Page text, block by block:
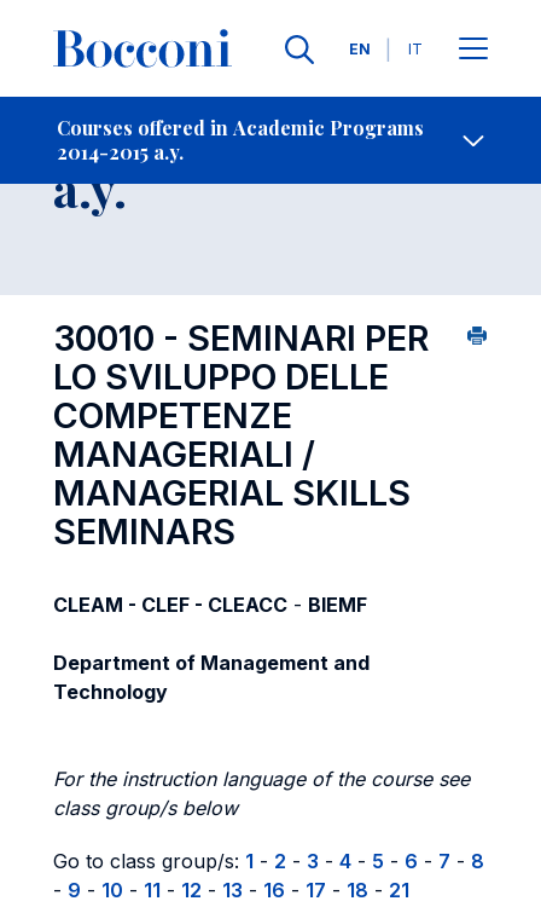
Languages
EN IT
Courses offered in Academic Programs
2014-2015 a.y.
- Contact Us
Course 2014-2015
a.y.
30010 - SEMINARI PER
LO SVILUPPO DELLE
COMPETENZE
MANAGERIALI /
MANAGERIAL SKILLS
SEMINARS
CLEAM - CLEF - CLEACC - BIEMF
Department of Management and
Technology
For the instruction language of the course see
class group/s below
Go to class group/s: 1 - 2 - 3 - 4 - 5 - 6 - 7 - 8
- 9 - 10 - 11 - 12 - 13 - 16 - 17 - 18 - 21